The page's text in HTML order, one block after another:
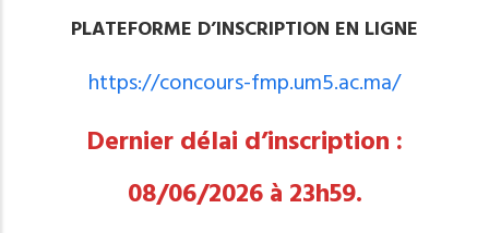
PLATEFORME D’INSCRIPTION EN LIGNE
https://concours-fmp.um5.ac.ma/
Dernier délai d’inscription :
08/06/2026 à 23h59.